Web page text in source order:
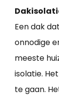
Een dak
onnodige
meeste
isolatie.
te gaan.